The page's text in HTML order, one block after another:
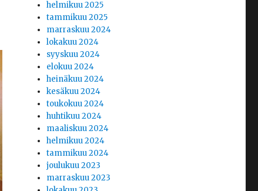
helmikuu 2025
tammikuu 2025
marraskuu 2024
lokakuu 2024
syyskuu 2024
elokuu 2024
heinäkuu 2024
kesäkuu 2024
toukokuu 2024
huhtikuu 2024
maaliskuu 2024
helmikuu 2024
tammikuu 2024
joulukuu 2023
marraskuu 2023